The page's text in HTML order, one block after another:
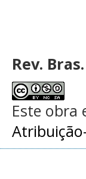
Rev.
Este obra